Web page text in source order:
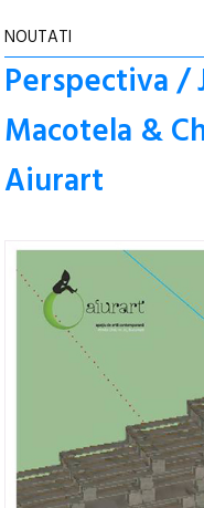
NOUTATI
Perspectiva /
Macotela &
Aiurart